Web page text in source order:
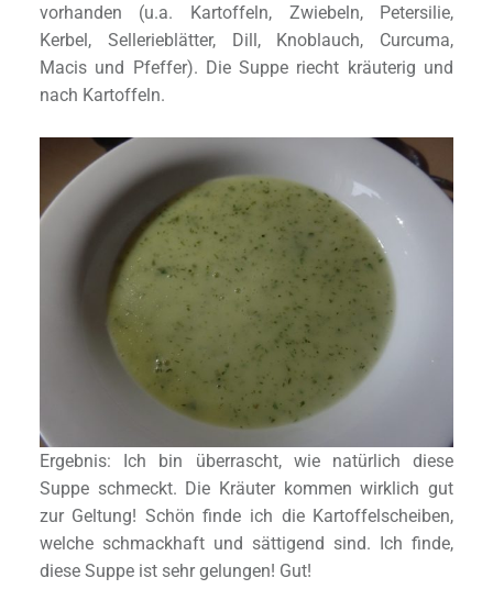
vorhanden (u.a. Kartoffeln, Zwiebeln, Petersilie,
Kerbel, Sellerieblätter, Dill, Knoblauch, Curcuma,
Macis und Pfeffer). Die Suppe riecht kräuterig und
nach Kartoffeln.
Ergebnis: Ich bin überrascht, wie natürlich diese
Suppe schmeckt. Die Kräuter kommen wirklich gut
zur Geltung! Schön finde ich die Kartoffelscheiben,
welche schmackhaft und sättigend sind. Ich finde,
diese Suppe ist sehr gelungen! Gut!